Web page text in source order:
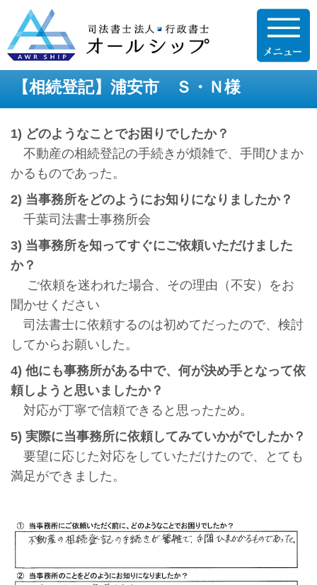
【相続登記】浦安市 Ｓ・Ｎ様
1) どのようなことでお困りでしたか？
不動産の相続登記の手続きが煩雑で、手間ひまか
かるものであった。
2) 当事務所をどのようにお知りになりましたか？
千葉司法書士事務所会
3) 当事務所を知ってすぐにご依頼いただけました
か？
ご依頼を迷われた場合、その理由（不安）をお
聞かせください
司法書士に依頼するのは初めてだったので、検討
してからお願いした。
4) 他にも事務所がある中で、何が決め手となって依
頼しようと思いましたか？
対応が丁寧で信頼できると思ったため。
5) 実際に当事務所に依頼してみていかがでしたか？
要望に応じた対応をしていただけたので、とても
満足ができました。